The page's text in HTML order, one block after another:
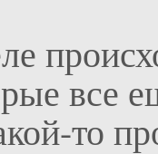
все
то